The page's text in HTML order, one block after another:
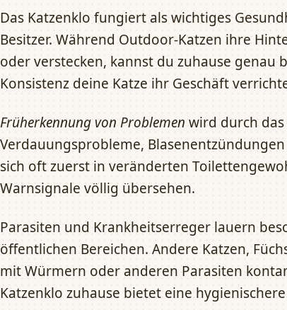
Das Katzenklo fungiert als wichtiges
Besitzer. Während Outdoor-Katzen ihre
oder verstecken, kannst du zuhause genau
Konsistenz deine Katze ihr Geschäft
Früherkennung von Problemen wird durch
Verdauungsprobleme,
sich oft zuerst in veränderten
Warnsignale völlig übersehen.
Parasiten und Krankheitserreger lauern
öffentlichen Bereichen. Andere Katzen,
mit Würmern oder anderen Parasiten
Katzenklo zuhause bietet eine